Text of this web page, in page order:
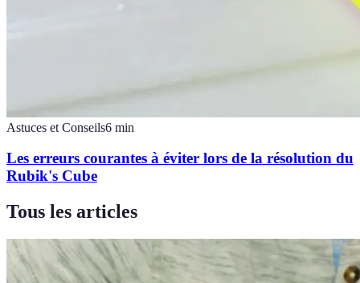
Astuces et Conseils6 min
Les erreurs courantes à éviter lors de la résolution du
Rubik's Cube
Tous les articles